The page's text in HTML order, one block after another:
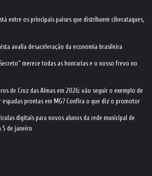
entre os principais países que distribuem ciberataques,
avalia desaceleração da economia brasileira
merece todas as honrarias e o nosso frevo no
de Cruz das Almas em 2026: vão seguir o exemplo de
prontas em MG? Confira o que diz o promotor
digitais para novos alunos da rede municipal de
5 de janeiro